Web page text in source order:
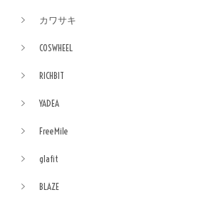
カワサキ
COSWHEEL
RICHBIT
YADEA
FreeMile
glafit
BLAZE